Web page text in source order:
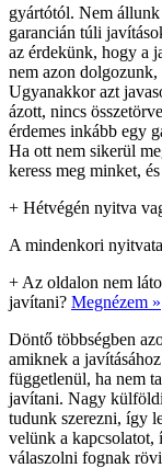
gyártótól. Nem állunk
garancián túli
az érdekünk, hogy a
nem azon
Ugyanakkor azt
ázott, nincs
érdemes inkább egy
Ha ott nem sikerül
keress meg minket,
+ Hétvégén nyitva
A mindenkori
+ Az oldalon nem
javítani? Megnézem »
Döntő többségben
amiknek a
függetlenül, ha nem
javítani. Nagy
tudunk szerezni, így
velünk a kapcsolatot,
válaszolni fognak